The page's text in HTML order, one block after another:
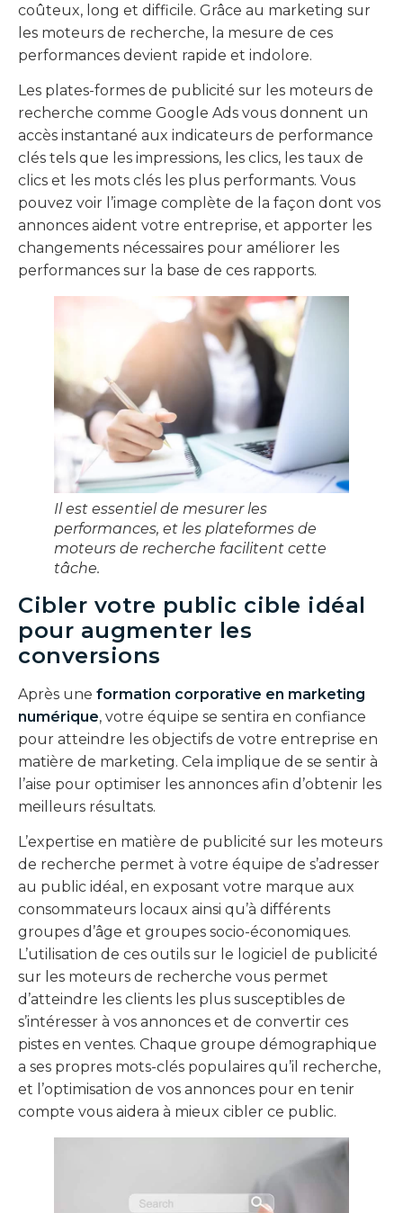
coûteux, long et difficile. Grâce au marketing sur
les moteurs de recherche, la mesure de ces
performances devient rapide et indolore.
Les plates-formes de publicité sur les moteurs de
recherche comme Google Ads vous donnent un
accès instantané aux indicateurs de performance
clés tels que les impressions, les clics, les taux de
clics et les mots clés les plus performants. Vous
pouvez voir l’image complète de la façon dont vos
annonces aident votre entreprise, et apporter les
changements nécessaires pour améliorer les
performances sur la base de ces rapports.
Il est essentiel de mesurer les
performances, et les plateformes de
moteurs de recherche facilitent cette
tâche.
Cibler votre public cible idéal
pour augmenter les
conversions
Après une formation corporative en marketing
numérique, votre équipe se sentira en confiance
pour atteindre les objectifs de votre entreprise en
matière de marketing. Cela implique de se sentir à
l’aise pour optimiser les annonces afin d’obtenir les
meilleurs résultats.
L’expertise en matière de publicité sur les moteurs
de recherche permet à votre équipe de s’adresser
au public idéal, en exposant votre marque aux
consommateurs locaux ainsi qu’à différents
groupes d’âge et groupes socio-économiques.
L’utilisation de ces outils sur le logiciel de publicité
sur les moteurs de recherche vous permet
d’atteindre les clients les plus susceptibles de
s’intéresser à vos annonces et de convertir ces
pistes en ventes. Chaque groupe démographique
a ses propres mots-clés populaires qu’il recherche,
et l’optimisation de vos annonces pour en tenir
compte vous aidera à mieux cibler ce public.